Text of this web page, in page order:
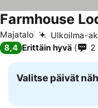
Majatalo Ulkoilma-
Farmhouse
8,4 Erittäin hyvä 2
Valitse päivät